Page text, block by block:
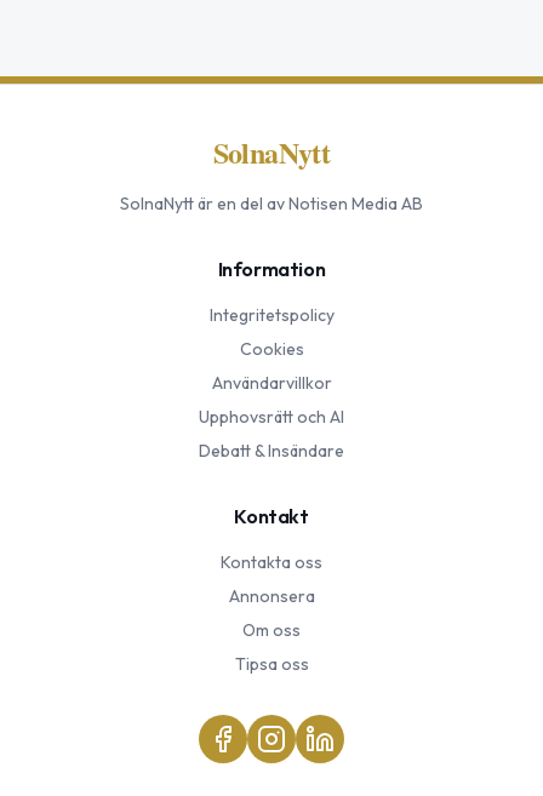
SolnaNytt
SolnaNyttär en del av Notisen Media AB
Information
Integritetspolicy
Cookies
Användarvillkor
Upphovsrätt och AI
Debatt & Insändare
Kontakt
Kontakta oss
Annonsera
Om oss
Tipsa oss